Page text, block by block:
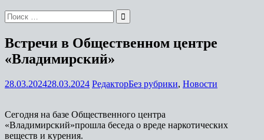
Встречи в Общественном центре
«Владимирский»
28.03.202428.03.2024 РедакторБез рубрики, Новости
Сегодня на базе Общественного центра
«Владимирский»прошла беседа о вреде наркотических
веществ и курения.